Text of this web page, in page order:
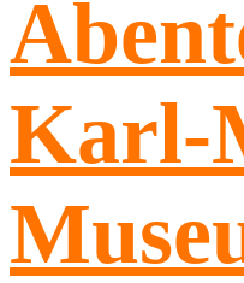
Karl-